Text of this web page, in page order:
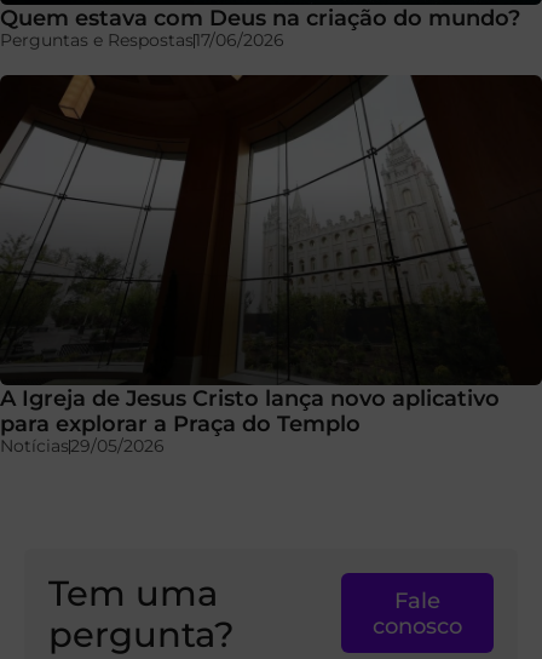
Quem estava com Deus na criação do mundo?
Perguntas e Respostas17/06/2026
A Igreja de Jesus Cristo lança novo aplicativo
para explorar a Praça do Templo
Notícias29/05/2026
Tem uma
pergunta?
Fale
conosco